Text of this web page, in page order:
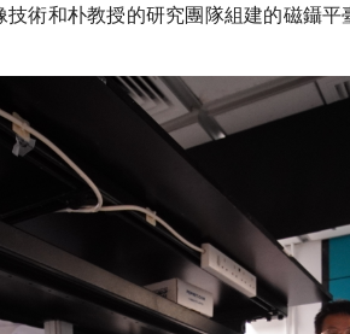
技術和朴教授的研究團隊組建的磁鑷